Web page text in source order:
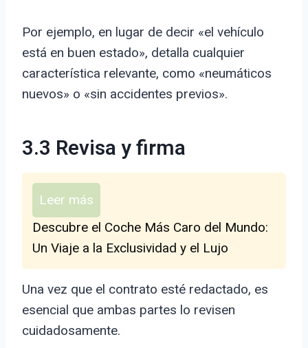
Por ejemplo, en lugar de decir «el vehículo
está en buen estado», detalla cualquier
característica relevante, como «neumáticos
nuevos» o «sin accidentes previos».
3.3 Revisa y firma
Leer más
Descubre el Coche Más Caro del Mundo:
Un Viaje a la Exclusividad y el Lujo
Una vez que el contrato esté redactado, es
esencial que ambas partes lo revisen
cuidadosamente.